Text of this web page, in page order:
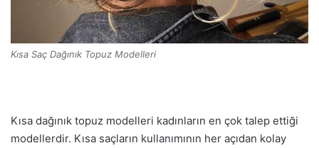
Kısa Saç Dağınık Topuz Modelleri
Kısa dağınık topuz modelleri kadınların en çok talep ettiği
modellerdir. Kısa saçların kullanımının her açıdan kolay